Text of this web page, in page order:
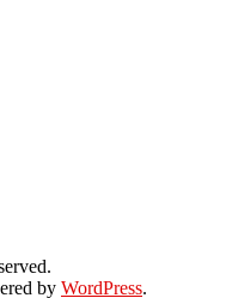
by WordPress.